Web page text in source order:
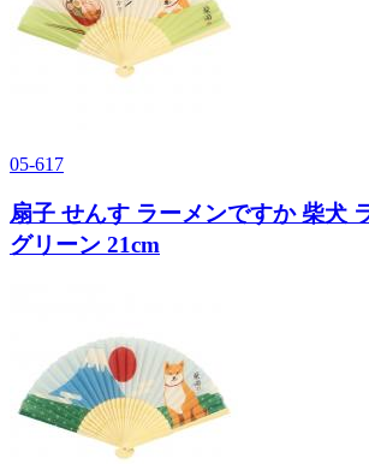
05-617
扇子 せんす ラーメンですか 柴犬
グリーン 21cm